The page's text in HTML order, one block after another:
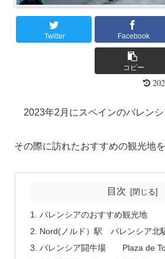
Twitter Facebook
コピー
2023年2月にスペインのバレンシ
その際に訪れたおすすめの観光地
目次
バレンシアのおすすめ観光地
Nord(ノルド）駅 バレンシア北
バレンシア闘牛場 Plaza de